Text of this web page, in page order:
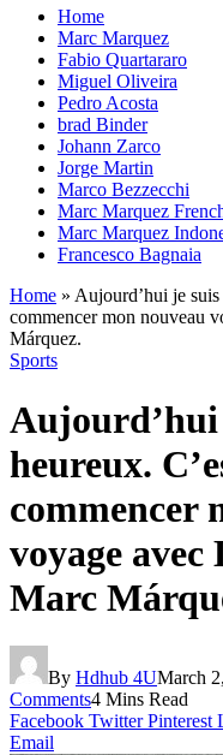
Home
Marc Marquez
Fabio Quartararo
Miguel Oliveira
Pedro Acosta
brad Binder
Johann Zarco
Jorge Martin
Marco Bezzecchi
Marc Marquez
Marc Marquez
Francesco Bagnaia
Home » Aujourd’hui je suis
commencer mon nouveau
Márquez.
Sports
Aujourd’hui
heureux.
commencer
voyage avec
Marc
By Hdhub 4UMarch
Comments4 Mins Read
Facebook Twitter Pinterest
Email